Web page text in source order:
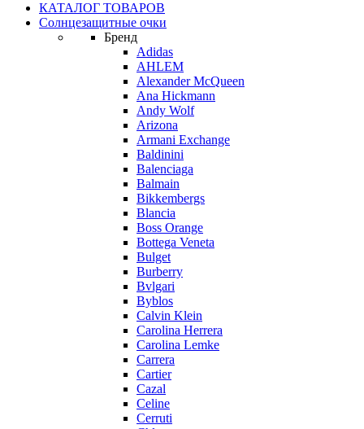
КАТАЛОГ ТОВАРОВ
Солнцезащитные очки
Бренд
Adidas
AHLEM
Alexander McQueen
Ana Hickmann
Andy Wolf
Arizona
Armani Exchange
Baldinini
Balenciaga
Balmain
Bikkembergs
Blancia
Boss Orange
Bottega Veneta
Bulget
Burberry
Bvlgari
Byblos
Calvin Klein
Carolina Herrera
Carolina Lemke
Carrera
Cartier
Cazal
Celine
Cerruti